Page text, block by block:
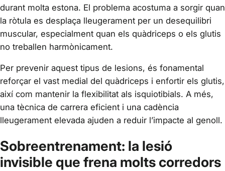
durant molta estona. El problema acostuma a sorgir quan
la ròtula es desplaça lleugerament per un desequilibri
muscular, especialment quan els quàdriceps o els glutis
no treballen harmònicament.
Per prevenir aquest tipus de lesions, és fonamental
reforçar el vast medial del quàdriceps i enfortir els glutis,
així com mantenir la flexibilitat als isquiotibials. A més,
una tècnica de carrera eficient i una cadència
lleugerament elevada ajuden a reduir l’impacte al genoll.
Sobreentrenament: la lesió
invisible que frena molts corredors